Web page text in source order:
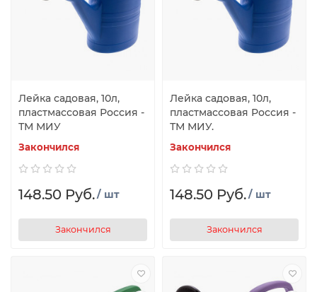
Лейка садовая, 10л,
пластмассовая Россия -
ТМ МИУ
Закончился
148.50 Руб./ шт
Закончился
Лейка садовая, 10л,
пластмассовая Россия -
ТМ МИУ.
Закончился
148.50 Руб./ шт
Закончился